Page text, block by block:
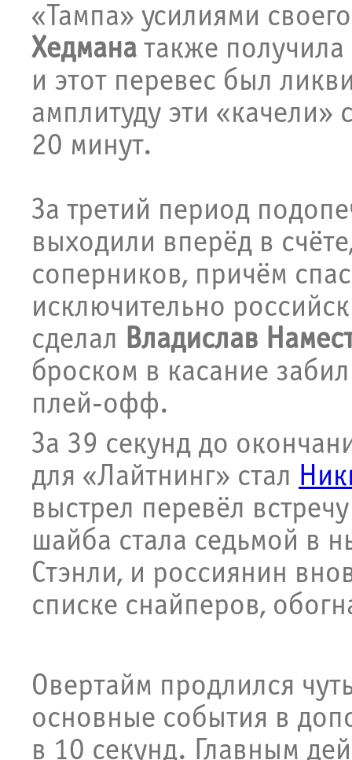
«Тампа» усилиями
Хедмана также
и этот перевес был
амплитуду эти «качели»
20 минут.
За третий период
выходили вперёд в
соперников, причём
исключительно
сделал Владислав
броском в касание
плей-офф.
За 39 секунд до
для «Лайтнинг» стал
выстрел перевёл
шайба стала седьмой в
Стэнли, и россиянин
списке снайперов,
Овертайм продлился
основные события в
в 10 секунд. Главным